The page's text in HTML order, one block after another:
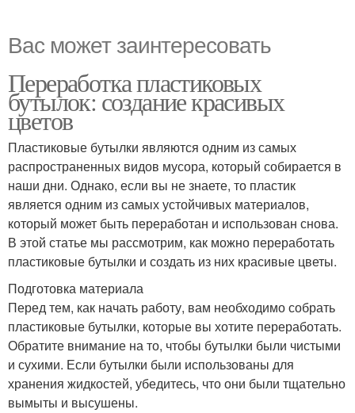
Вас может заинтересовать
Переработка пластиковых
бутылок: создание красивых
цветов
Пластиковые бутылки являются одним из самых
распространенных видов мусора, который собирается в
наши дни. Однако, если вы не знаете, то пластик
является одним из самых устойчивых материалов,
который может быть переработан и использован снова.
В этой статье мы рассмотрим, как можно переработать
пластиковые бутылки и создать из них красивые цветы.
Подготовка материала
Перед тем, как начать работу, вам необходимо собрать
пластиковые бутылки, которые вы хотите переработать.
Обратите внимание на то, чтобы бутылки были чистыми
и сухими. Если бутылки были использованы для
хранения жидкостей, убедитесь, что они были тщательно
вымыты и высушены.